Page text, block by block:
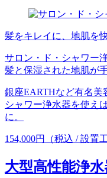
髪をキレイに、地肌を快
サロン・ド・シャワー
髪と保湿された地肌が
銀座EARTHなど有名美
シャワー浄水器を使え
に。
154,000円（税込 / 設置
大型高性能浄水